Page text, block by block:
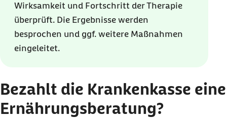
Wirksamkeit und Fortschritt der Therapie
überprüft. Die Ergebnisse werden
besprochen und ggf. weitere Maßnahmen
eingeleitet.
Bezahlt die Krankenkasse eine
Ernährungsberatung?